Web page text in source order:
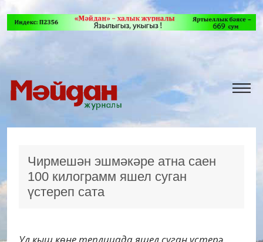
Чирмешән эшмәкәре атна саен
100 килограмм яшел суган
үстереп сата